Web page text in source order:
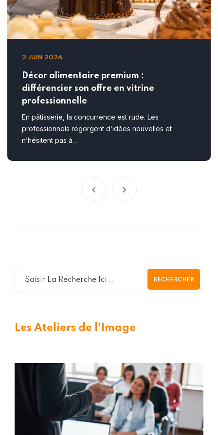
2 JUIN 2026
Décor alimentaire premium :
différencier son offre en vitrine
professionnelle
En pâtisserie, la concurrence est rude. Les
professionnels regorgent d’idées nouvelles et
n’hésitent pas à…
RECHERCHER
Les Ateliers de l'Image